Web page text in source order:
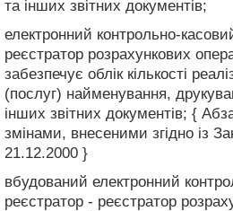
та інших звітних документів;
електронний контрольно-
реєстратор розрахункових
забезпечує облік кількості
(послуг) найменування,
інших звітних документів; {
змінами, внесеними згідно із
21.12.2000 }
вбудований електронний
реєстратор - реєстратор